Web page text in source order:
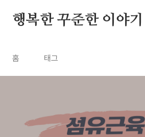
행복한 꾸준한 이야기
홈 태그